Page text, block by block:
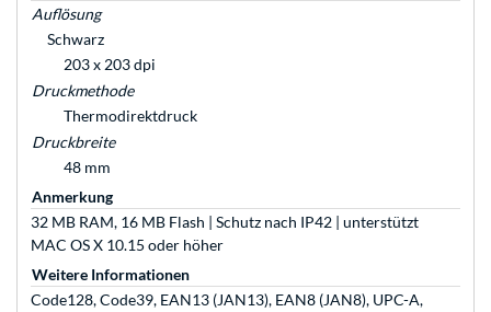
Auflösung
Schwarz
203 x 203 dpi
Druckmethode
Thermodirektdruck
Druckbreite
48 mm
Anmerkung
32 MB RAM, 16 MB Flash | Schutz nach IP42 | unterstützt
MAC OS X 10.15 oder höher
Weitere Informationen
Code128, Code39, EAN13 (JAN13), EAN8 (JAN8), UPC-A,